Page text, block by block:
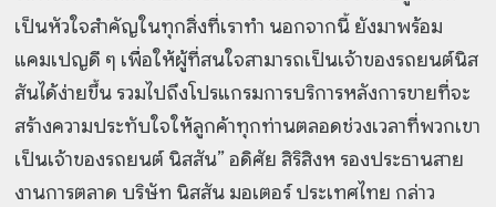
เป็นหัวใจสำคัญในทุกสิ่งที่เราทำ นอกจากนี้ ยังมาพร้อม
แคมเปญดี ๆ เพื่อให้ผู้ที่สนใจสามารถเป็นเจ้าของรถยนต์นิส
สันได้ง่ายขึ้น รวมไปถึงโปรแกรมการบริการหลังการขายที่จะ
สร้างความประทับใจให้ลูกค้าทุกท่านตลอดช่วงเวลาที่พวกเขา
เป็นเจ้าของรถยนต์ นิสสัน” อดิศัย สิริสิงห รองประธานสาย
งานการตลาด บริษัท นิสสัน มอเตอร์ ประเทศไทย กล่าว